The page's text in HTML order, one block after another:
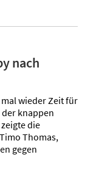
nach
wieder Zeit für
der knappen
die
Thomas,
gegen